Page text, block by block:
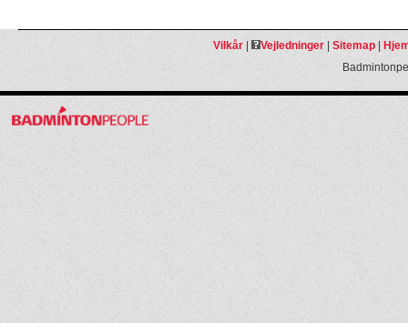
Vilkår| Vejledninger| Sitemap|